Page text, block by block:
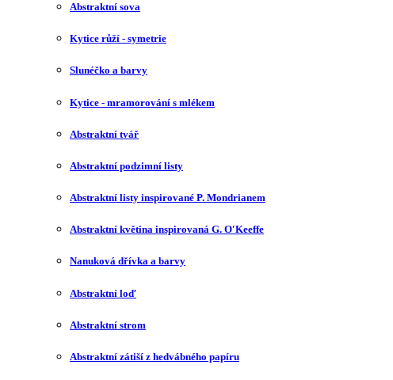
Abstraktní sova
Kytice růží - symetrie
Slunéčko a barvy
Kytice - mramorování s mlékem
Abstraktní tvář
Abstraktní podzimní listy
Abstraktní listy inspirované P. Mondrianem
Abstraktní květina inspirovaná G. O′Keeffe
Nanuková dřívka a barvy
Abstraktní loď
Abstraktní strom
Abstraktní zátiší z hedvábného papíru